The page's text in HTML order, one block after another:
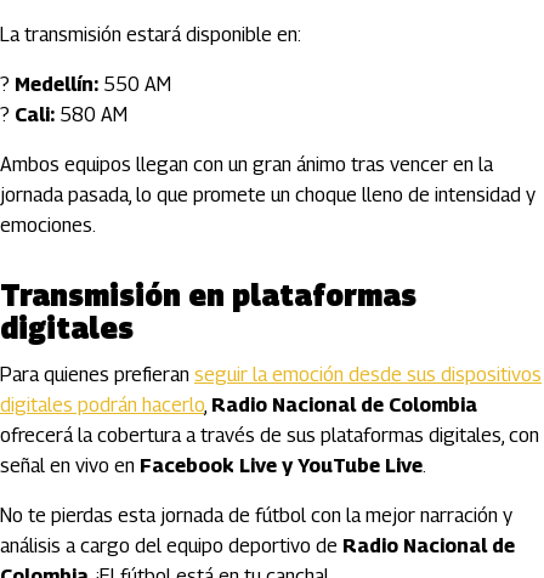
La transmisión estará disponible en:
? Medellín: 550 AM
? Cali: 580 AM
Ambos equipos llegan con un gran ánimo tras vencer en la
jornada pasada, lo que promete un choque lleno de intensidad y
emociones.
Transmisión en plataformas
digitales
Para quienes prefieran seguir la emoción desde sus dispositivos
digitales podrán hacerlo, Radio Nacional de Colombia
ofrecerá la cobertura a través de sus plataformas digitales, con
señal en vivo en Facebook Live y YouTube Live.
No te pierdas esta jornada de fútbol con la mejor narración y
análisis a cargo del equipo deportivo de Radio Nacional de